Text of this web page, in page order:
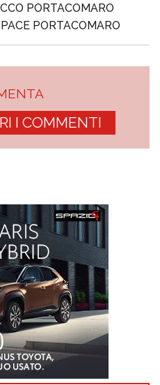
PORTACOMARO
PORTACOMARO
I COMMENTI